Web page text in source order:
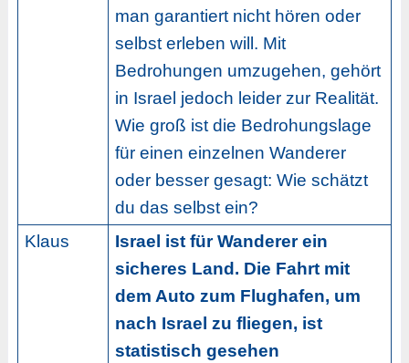
man garantiert nicht hören oder
selbst erleben will. Mit
Bedrohungen umzugehen, gehört
in Israel jedoch leider zur Realität.
Wie groß ist die Bedrohungslage
für einen einzelnen Wanderer
oder besser gesagt: Wie schätzt
du das selbst ein?
Klaus
Israel ist für Wanderer ein
sicheres Land. Die Fahrt mit
dem Auto zum Flughafen, um
nach Israel zu fliegen, ist
statistisch gesehen